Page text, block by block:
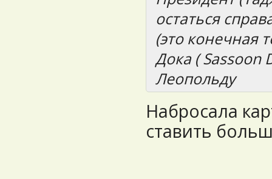
остаться
(это конечная
Дока ( Sassoon
Леопольду
Набросала
ставить